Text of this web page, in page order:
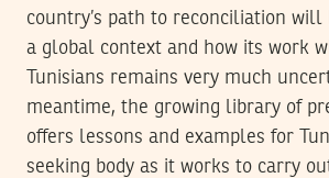
country’s path to reconciliation will
a global context and how its work
Tunisians remains very much
meantime, the growing library of
offers lessons and examples for
seeking body as it works to carry